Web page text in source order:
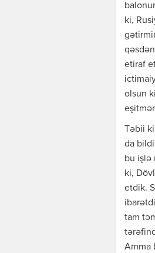
ki,
etiraf
olsun
Təbii
da
bu işlə
ki,
etdik.
tam
Amma